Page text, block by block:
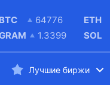
BTC
64776
1.3399
ETH
SOL
Лучшие биржи